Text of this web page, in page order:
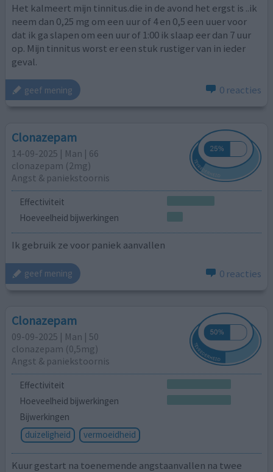
Het kalmeert mijn tinnitus.die in de avond het ergst is ..ik
neem dan 0,25 mg om een uur of 4 en 0,5 een uuer voor
dat ik ga slapen om een uur of 1:00 ik slaap eer dan 7 uur
op. Mijn tinnitus worst er een stuk rustiger van in ieder
geval.
geef mening 0 reacties
Clonazepam
14-09-2025 | Man | 66
clonazepam (2mg)
Angst & paniekstoornis
Effectiviteit
Hoeveelheid bijwerkingen
Ik gebruik ze voor paniek aanvallen
geef mening 0 reacties
Clonazepam
09-09-2025 | Man | 50
clonazepam (0,5mg)
Angst & paniekstoornis
Effectiviteit
Hoeveelheid bijwerkingen
Bijwerkingen
duizeligheid
vermoeidheid
Kuur gestart na toenemende angstaanvallen na twee